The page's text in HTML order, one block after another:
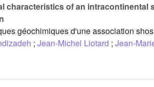
characteristics of an
géochimiques d'une association
; Jean-Michel Liotard ; Jean-